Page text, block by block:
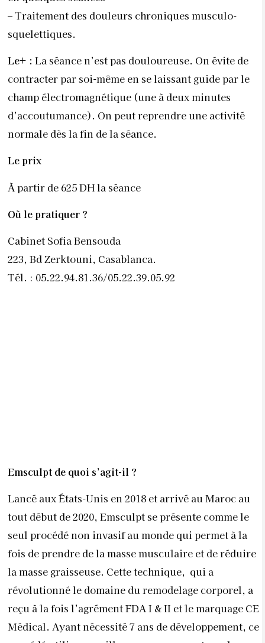
–Traitement des douleurs chroniques musculo-
squelettiques.
Le+ : La séance n’est pas douloureuse. On évite de
contracter par soi-même en se laissant guide par le
champ électromagnétique (une à deux minutes
d’accoutumance). On peut reprendre une activité
normale dès la fin de la séance.
Le prix
À partir de 625 DH la séance
Où le pratiquer ?
Cabinet Sofia Bensouda
223, Bd Zerktouni, Casablanca.
Tél. : 05.22.94.81.36/05.22.39.05.92
Médical. Ayant nécessité 7 ans de développement, ce
rayonnement (HIFEM : ondes électromagnétiques
focalisées à haute intensité). Les ondes
électromagnétiques stimulent les nerfs moteurs et
vont provoquer des contractions (supra maximales)
sur les muscles à 7 cm de profondeur. Il en résulte
une croissance du muscle (par hypertrophie et par
hyperplasie). La forte dépense énergétique
occasionnée entraîne une libération massive